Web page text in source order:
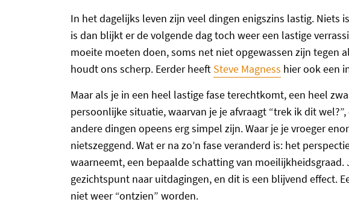
In het dagelijks leven zijn veel dingen enigszins lastig. Niets
is dan blijkt er de volgende dag toch weer een lastige
moeite moeten doen, soms net niet opgewassen zijn tegen
houdt ons scherp. Eerder heeft Steve Magness hier ook een
Maar als je in een heel lastige fase terechtkomt, een heel
persoonlijke situatie, waarvan je je afvraagt “trek ik dit
andere dingen opeens erg simpel zijn. Waar je je vroeger
nietszeggend. Wat er na zo’n fase veranderd is: het
waarneemt, een bepaalde schatting van
gezichtspunt naar uitdagingen, en dit is een blijvend effect.
niet weer “ontzien” worden.